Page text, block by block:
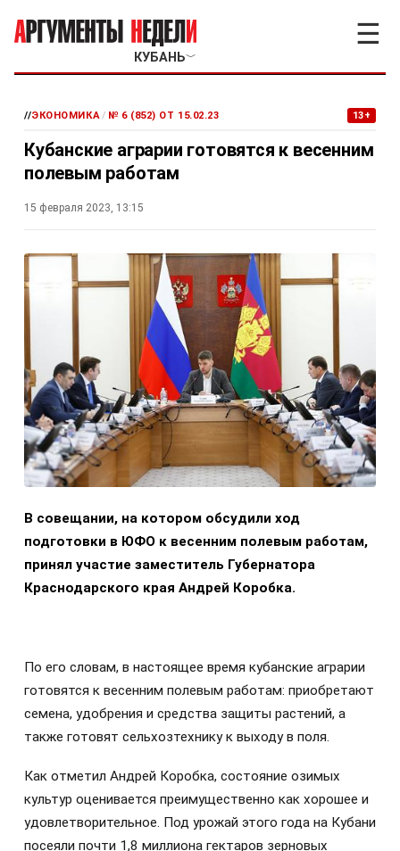
КУБАНЬ﹀
☰
//ЭКОНОМИКА/ № 6 (852) ОТ 15.02.23 13+
Кубанские аграрии готовятся к весенним
полевым работам
15 февраля 2023, 13:15
В совещании, на котором обсудили ход
подготовки в ЮФО к весенним полевым работам,
принял участие заместитель Губернатора
Краснодарского края Андрей Коробка.
По его словам, в настоящее время кубанские аграрии
готовятся к весенним полевым работам: приобретают
семена, удобрения и средства защиты растений, а
также готовят сельхозтехнику к выходу в поля.
Как отметил Андрей Коробка, состояние озимых
культур оценивается преимущественно как хорошее и
удовлетворительное. Под урожай этого года на Кубани
посеяли почти 1,8 миллиона гектаров зерновых